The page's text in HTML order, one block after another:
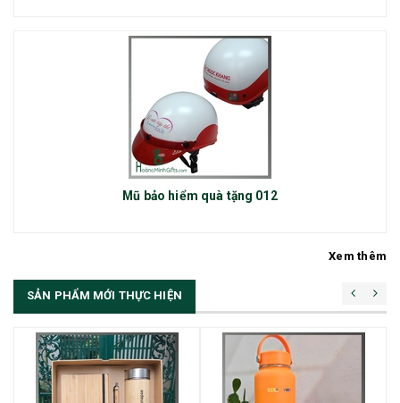
Mũ bảo hiểm quà tặng 012
Xem thêm
SẢN PHẨM MỚI THỰC HIỆN